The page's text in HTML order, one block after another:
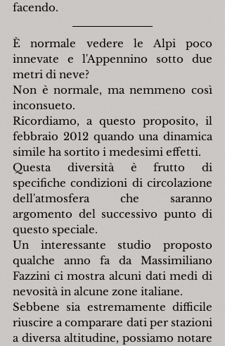
facendo.
È normale vedere le Alpi poco
innevate e l'Appennino sotto due
metri di neve?
Non è normale, ma nemmeno così
inconsueto.
Ricordiamo, a questo proposito, il
febbraio 2012 quando una dinamica
simile ha sortito i medesimi effetti.
Questa diversità è frutto di
specifiche condizioni di circolazione
dell'atmosfera che saranno
argomento del successivo punto di
questo speciale.
Un interessante studio proposto
qualche anno fa da Massimiliano
Fazzini ci mostra alcuni dati medi di
nevosità in alcune zone italiane.
Sebbene sia estremamente difficile
riuscire a comparare dati per stazioni
a diversa altitudine, possiamo notare